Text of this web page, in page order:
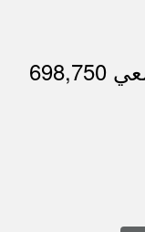
▪︎ السعر شامل الضريبة والسعي 698,750